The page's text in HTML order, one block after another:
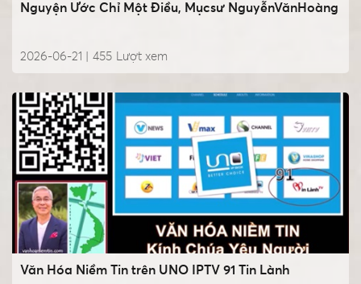
Nguyện Ước Chỉ Một Điều, Mụcsư NguyễnVănHoàng
2026-06-21 | Lượt xem
455
Văn Hóa Niềm Tin trên UNO IPTV 91 Tin Lành